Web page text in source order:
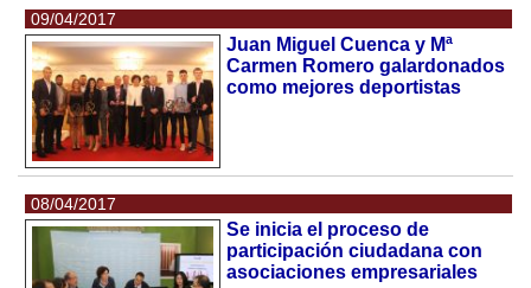
09/04/2017
Juan Miguel Cuenca y Mª
Carmen Romero galardonados
como mejores deportistas
08/04/2017
Se inicia el proceso de
participación ciudadana con
asociaciones empresariales